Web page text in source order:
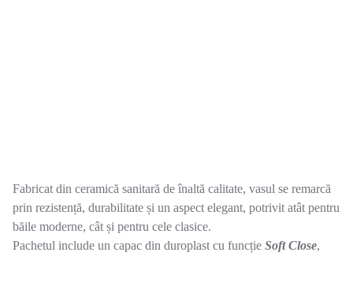
Fabricat din ceramică sanitară de înaltă calitate, vasul se remarcă
prin rezistență, durabilitate și un aspect elegant, potrivit atât pentru
băile moderne, cât și pentru cele clasice.
Pachetul include un capac din duroplast cu funcție Soft Close,